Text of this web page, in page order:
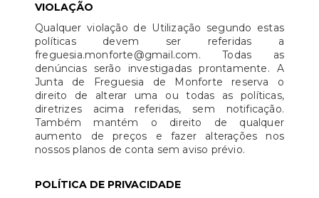
VIOLAÇÃO
Qualquer violação de Utilização segundo estas
políticas devem ser referidas a
freguesia.monforte@gmail.com. Todas as
denúncias serão investigadas prontamente. A
Junta de Freguesia de Monforte reserva o
direito de alterar uma ou todas as políticas,
diretrizes acima referidas, sem notificação.
Também mantém o direito de qualquer
aumento de preços e fazer alterações nos
nossos planos de conta sem aviso prévio.
POLÍTICA DE PRIVACIDADE